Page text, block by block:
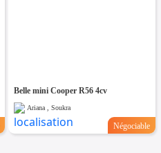
Belle mini Cooper R56 4cv
Ariana , Soukra
Négociable